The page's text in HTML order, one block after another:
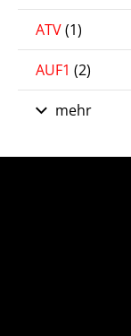
ATV(1)
AUF1 (2)
mehr